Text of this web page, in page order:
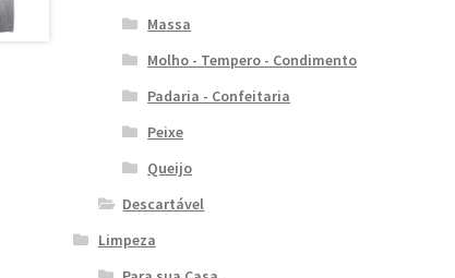
Massa
Molho - Tempero - Condimento
Padaria - Confeitaria
Peixe
Queijo
Descartável
Limpeza